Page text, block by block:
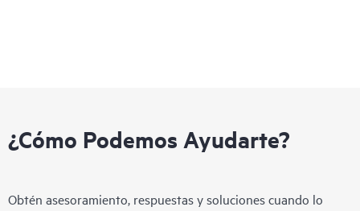
¿Cómo Podemos Ayudarte?
Obtén asesoramiento, respuestas y soluciones cuando lo